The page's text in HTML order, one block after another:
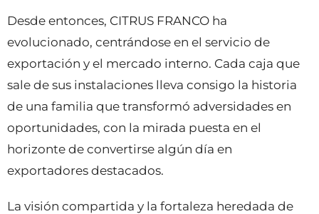
Desde entonces, CITRUS FRANCO ha
evolucionado, centrándose en el servicio de
exportación y el mercado interno. Cada caja que
sale de sus instalaciones lleva consigo la historia
de una familia que transformó adversidades en
oportunidades, con la mirada puesta en el
horizonte de convertirse algún día en
exportadores destacados.
La visión compartida y la fortaleza heredada de